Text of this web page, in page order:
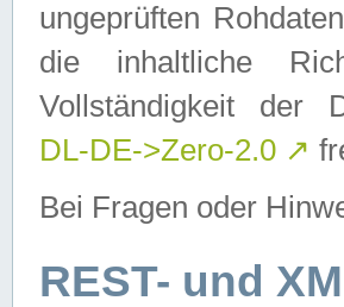
ungeprüften
die inhaltliche
Vollständigkeit der
DL-DE->Zero-2.0 ↗
Bei Fragen oder
REST- und